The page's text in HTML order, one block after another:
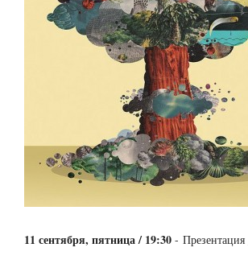
11 сентября, пятница / 19:30 - Презентация